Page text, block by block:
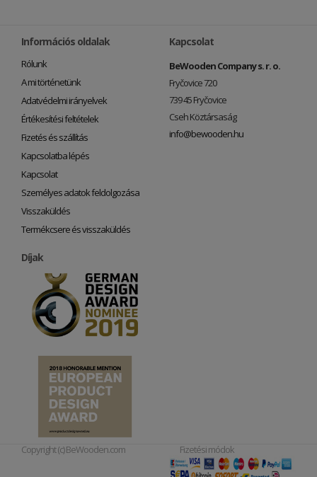
Információs oldalak
Rólunk
A mi történetünk
Adatvédelmi irányelvek
Értékesítési feltételek
Fizetés és szállítás
Kapcsolatba lépés
Kapcsolat
Személyes adatok feldolgozása
Visszaküldés
Termékcsere és visszaküldés
Kapcsolat
BeWooden Company s. r. o.
Fryčovice 720
739 45 Fryčovice
Cseh Köztársaság
info@bewooden.hu
Díjak
Copyright (c) BeWooden.com Fizetési módok